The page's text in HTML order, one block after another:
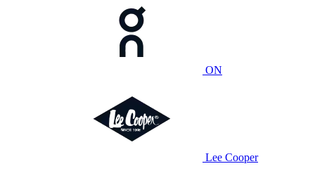
ON
Lee Cooper